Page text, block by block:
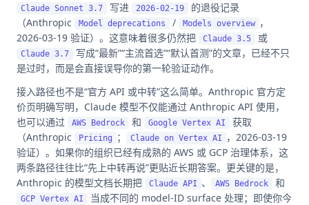
Claude Sonnet 3.7 写进 2026-02-19
的退役记录
（Anthropic
Model deprecations / Models overview ，
2026-03-19 验证）。这意味着很多仍然把
Claude 3.5 或
Claude 3.7
写成“最新”“主流首选”“默认首测”的文章，已经不只
是过时，而是会直接误导你的第一轮验证动作。
接入路径也不是“官方 API 或中转”这么简单。Anthropic 官方定
价页明确写明，Claude 模型不仅能通过 Anthropic API 使用，
也可以通过
AWS Bedrock 和 Google Vertex AI
获取
（Anthropic
Pricing ； Claude on Vertex AI
，2026-03-19
验证）。如果你的组织已经有成熟的 AWS 或 GCP 治理体系，这
两条路径往往比“先上中转再说”更贴近长期答案。更关键的是，
Anthropic 的模型文档长期把
Claude API 、 AWS Bedrock 和
GCP Vertex AI
当成不同的 model-ID surface 处理；即使你今